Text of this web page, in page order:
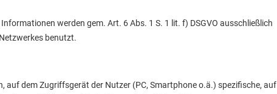
werden gem. Art. 6 Abs. 1 S. 1 lit. f) DSGVO ausschließlich
benutzt.
auf dem Zugriffsgerät der Nutzer (PC, Smartphone o.ä.) spezifische, auf